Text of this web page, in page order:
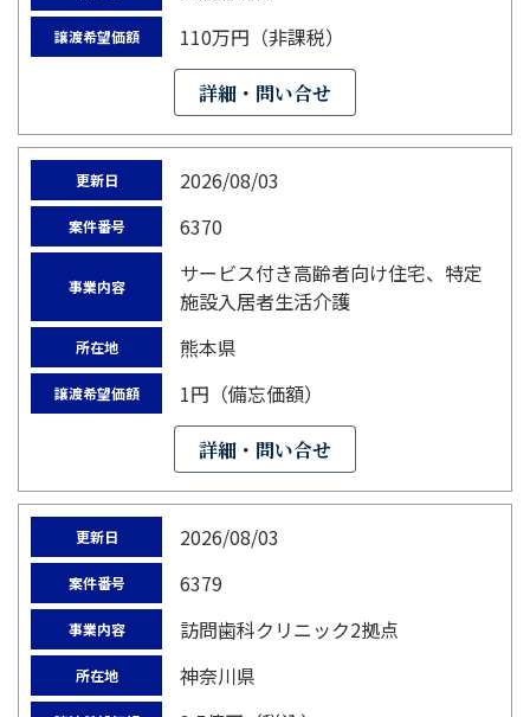
譲渡希望価額 110万円（非課税）
詳細・問い合せ
更新日 2026/08/03
案件番号 6370
事業内容
サービス付き高齢者向け住宅、特定
施設入居者生活介護
所在地 熊本県
譲渡希望価額 1円（備忘価額）
詳細・問い合せ
更新日 2026/08/03
案件番号 6379
事業内容 訪問歯科クリニック2拠点
所在地 神奈川県